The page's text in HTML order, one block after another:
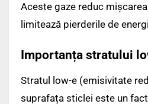
Aceste gaze reduc
limitează pierderile de
Importanța stratului
Stratul low-e (emisivitate
suprafața sticlei este un